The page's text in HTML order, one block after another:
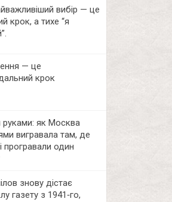
вибір — це
крок, а тихе “я
— це
крок
як Москва
вигравала там, де
програвали один
знову дістає
газету з 1941‑го,